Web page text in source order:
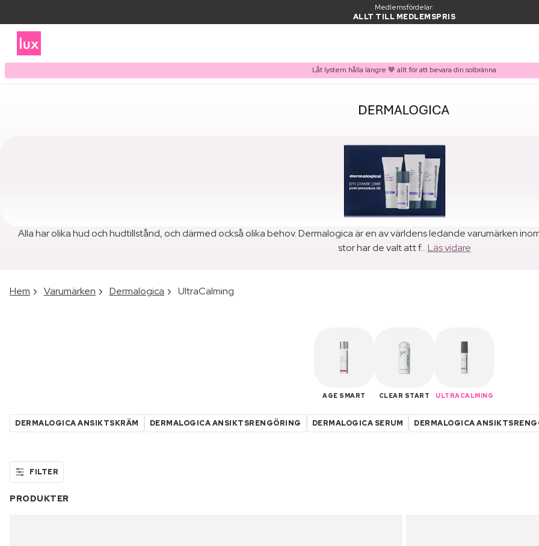
Medlemsfördelar:
ALLT TILL MEDLEMSPRIS
Låt lystern hålla längre 🤎 allt för att bevara din solbränna
Alla har olika hud och hudtillstånd, och därmed också olika behov. Dermalogica är en av världens ledande varumärken
stor har de valt att f...Läs vidare
Hem Varumärken Dermalogica UltraCalming
AGE SMART CLEAR START ULTRACALMING
DERMALOGICA ANSIKTSKRÄM DERMALOGICA ANSIKTSRENGÖRING DERMALOGICA SERUM DERMALOGICA
FILTER
PRODUKTER